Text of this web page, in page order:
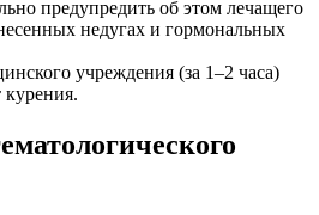
предупредить об этом лечащего
недугах и гормональных
учреждения (за 1–2 часа)
курения.